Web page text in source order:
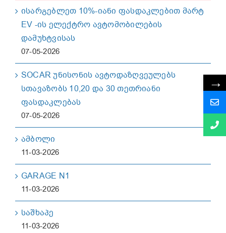
ისარგებლეთ 10%-იანი ფასდაკლებით მარტ
EV -ის ელექტრო ავტომობილების
დამუხტვისას
07-05-2026
SOCAR უნისონის ავტოდაზღვეულებს
სთავაზობს 10,20 და 30 თეთრიანი
ფასდაკლებას
07-05-2026
ამბოლი
11-03-2026
GARAGE N1
11-03-2026
საშხაპე
11-03-2026
→